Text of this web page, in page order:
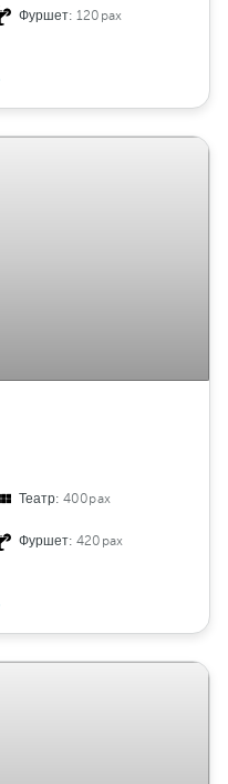
Фуршет:120pax
Театр:400pax
Фуршет:420pax